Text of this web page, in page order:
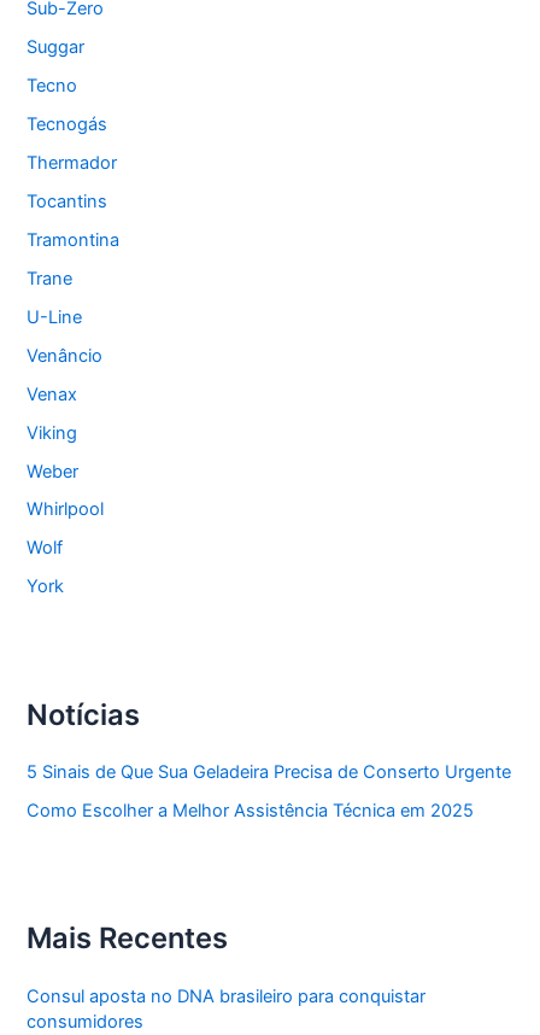
Sub-Zero
Suggar
Tecno
Tecnogás
Thermador
Tocantins
Tramontina
Trane
U-Line
Venâncio
Venax
Viking
Weber
Whirlpool
Wolf
York
Notícias
5 Sinais de Que Sua Geladeira Precisa de Conserto Urgente
Como Escolher a Melhor Assistência Técnica em 2025
Mais Recentes
Consul aposta no DNA brasileiro para conquistar
consumidores